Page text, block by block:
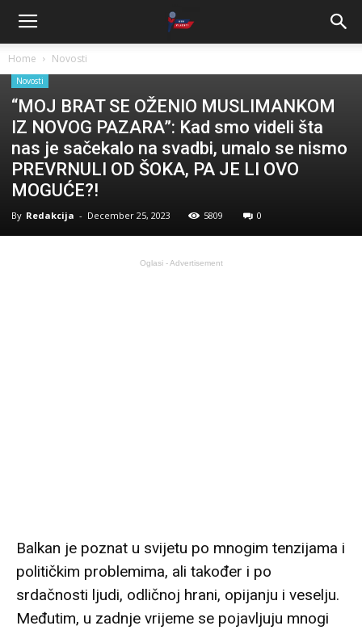
Home Novosti
Novosti
“MOJ BRAT SE OŽENIO MUSLIMANKOM
IZ NOVOG PAZARA”: Kad smo videli šta
nas je sačekalo na svadbi, umalo se nismo
PREVRNULI OD ŠOKA, PA JE LI OVO
MOGUĆE?!
By Redakcija - December 25, 2023 5809 0
Oglasi - Advertisement
Balkan je poznat u svijetu po mnogim tenzijama i
političkim problemima, ali također i po
srdačnosti ljudi, odličnoj hrani, opijanju i veselju.
Međutim, u zadnje vrijeme se pojavljuju mnogi